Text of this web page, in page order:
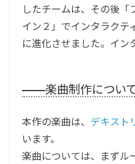
したチームは、その後「
イン２」でインタラクテ
に進化させました。イン
――楽曲制作につい
本作の楽曲は、 デキスト
います。
楽曲については、まずル